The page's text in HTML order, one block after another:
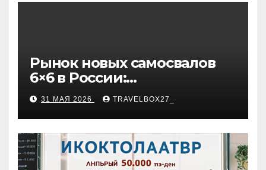
Рынок новых самосвалов
6×6 в России:
характеристики и цены
31 МАЯ 2026 TRAVELBOX27_